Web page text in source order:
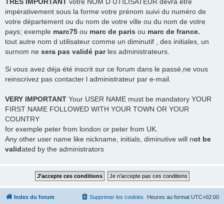
TRES IMPORTANT votre NOM D UTILISATEUR devra étre
impérativement sous la forme votre prénom suivi du numéro de
votre département ou du nom de votre ville ou du nom de votre
pays; exemple marc75 ou marc de paris ou marc de france.
tout autre nom d utilisateur comme un diminutif , des initiales, un
surnom ne sera pas validé parles administrateurs.
Si vous avez déja été inscrit sur ce forum dans le passé,ne vous
reinscrivez pas contacter l administrateur par e-mail.
VERY IMPORTANT Your USER NAME must be mandatory YOUR
FIRST NAME FOLLOWED WITH YOUR TOWN OR YOUR
COUNTRY
for exemple peter from london or peter from UK.
Any other user name like nickname, initials, diminutive will not be
validated by the administrators
Index du forum Heures au format UTC+02:00
Supprimer les cookies